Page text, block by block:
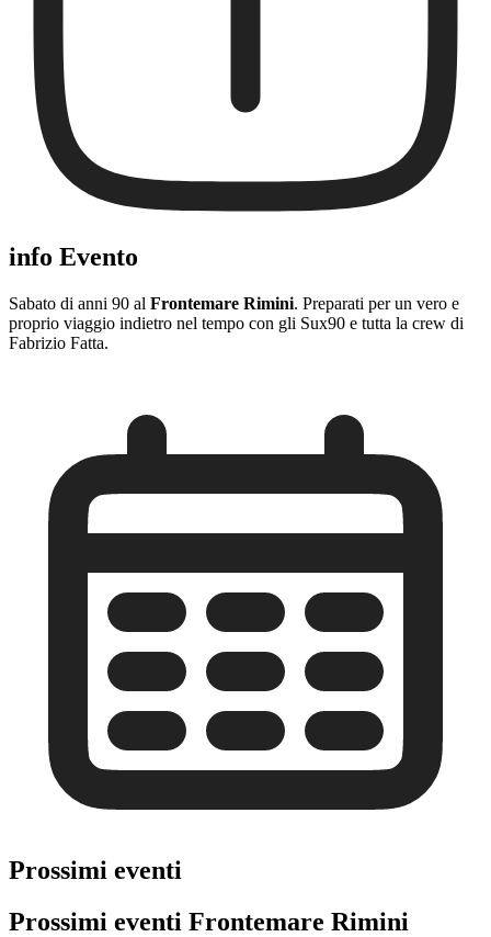
info Evento
Sabato di anni 90 al Frontemare Rimini. Preparati per un vero e
proprio viaggio indietro nel tempo con gli Sux90 e tutta la crew di
Fabrizio Fatta.
Prossimi eventi
Prossimi eventi Frontemare Rimini